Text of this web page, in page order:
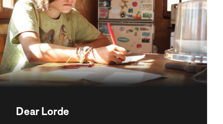
Dear Lorde